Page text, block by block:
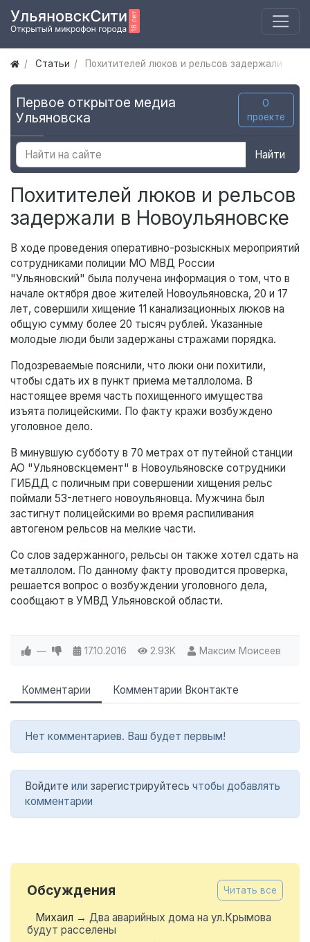
Статьи Похитителей люков и рельсов задержали в
Первое открытое медиа
Ульяновска
О
проекте
Найти
Похитителей люков и рельсов
задержали в Новоульяновске
В ходе проведения оперативно-розыскных мероприятий
сотрудниками полиции МО МВД России
"Ульяновский" была получена информация о том, что в
начале октября двое жителей Новоульяновска, 20 и 17
лет, совершили хищение 11 канализационных люков на
общую сумму более 20 тысяч рублей. Указанные
молодые люди были задержаны стражами порядка.
Подозреваемые пояснили, что люки они похитили,
чтобы сдать их в пункт приема металлолома. В
настоящее время часть похищенного имущества
изъята полицейскими. По факту кражи возбуждено
уголовное дело.
В минувшую субботу в 70 метрах от путейной станции
АО "Ульяновскцемент" в Новоульяновске сотрудники
ГИБДД с поличным при совершении хищения рельс
поймали 53-летнего новоульяновца. Мужчина был
застигнут полицейскими во время распиливания
автогеном рельсов на мелкие части.
Со слов задержанного, рельсы он также хотел сдать на
металлолом. По данному факту проводится проверка,
решается вопрос о возбуждении уголовного дела,
сообщают в УМВД Ульяновской области.
— 17.10.2016 2.93K Максим Моисеев
Комментарии Комментарии Вконтакте
Нет комментариев. Ваш будет первым!
Войдите или зарегистрируйтесь чтобы добавлять
комментарии
Обсуждения Читать все
Михаил → Два аварийных дома на ул.Крымова
будут расселены